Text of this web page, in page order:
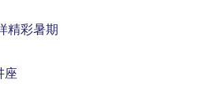
精彩暑期
座